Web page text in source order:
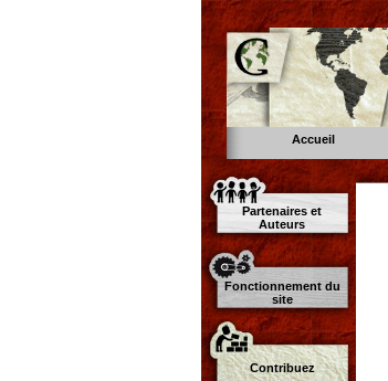
Accueil
Partenaires et
Auteurs
Fonctionnement du
site
Contribuez